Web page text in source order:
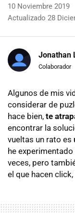
10 Noviembre 2019
Actualizado 28
Jonathan
Colaborador
Algunos de mis
considerar de
hace bien, te
encontrar la
vueltas un rato es
he
veces, pero
el que hacen